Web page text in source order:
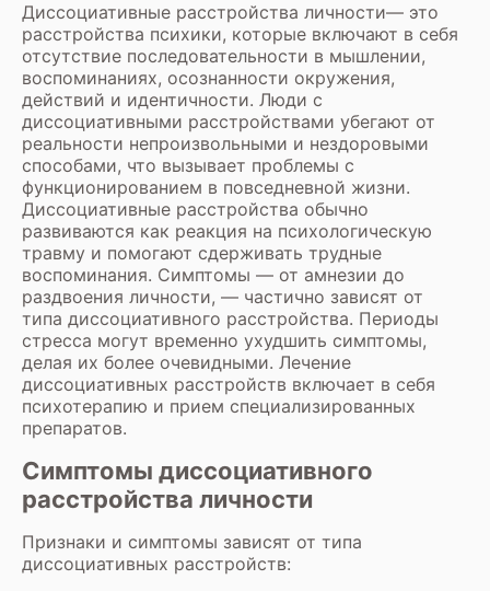
Диссоциативные расстройства личности— это
расстройства психики, которые включают в себя
отсутствие последовательности в мышлении,
воспоминаниях, осознанности окружения,
действий и идентичности. Люди с
диссоциативными расстройствами убегают от
реальности непроизвольными и нездоровыми
способами, что вызывает проблемы с
функционированием в повседневной жизни.
Диссоциативные расстройства обычно
развиваются как реакция на психологическую
травму и помогают сдерживать трудные
воспоминания. Симптомы — от амнезии до
раздвоения личности, — частично зависят от
типа диссоциативного расстройства. Периоды
стресса могут временно ухудшить симптомы,
делая их более очевидными. Лечение
диссоциативных расстройств включает в себя
психотерапию и прием специализированных
препаратов.
Симптомы диссоциативного
расстройства личности
Признаки и симптомы зависят от типа
диссоциативных расстройств: